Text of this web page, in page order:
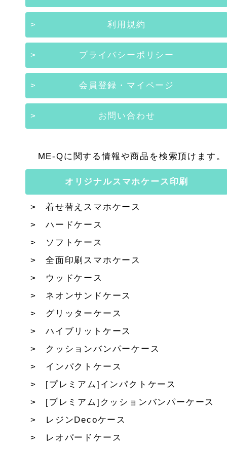
利用規約
プライバシーポリシー
会員登録・マイページ
お問い合わせ
ME-Qに関する情報や商品を検索頂けます。
オリジナルスマホケース印刷
着せ替えスマホケース
ハードケース
ソフトケース
全面印刷スマホケース
ウッドケース
ネオンサンドケース
グリッターケース
ハイブリットケース
クッションバンパーケース
インパクトケース
[プレミアム]インパクトケース
[プレミアム]クッションバンパーケース
レジンDecoケース
レオパードケース